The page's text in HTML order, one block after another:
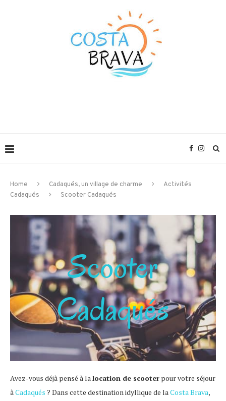
Home Cadaqués, un village de charme
Activités
Cadaqués
Scooter Cadaqués
Scooter
Cadaqués
Avez-vous déjà pensé à lalocation de scooter pour votre séjour
àCadaqués ? Dans cette destination idyllique de laCosta Brava,